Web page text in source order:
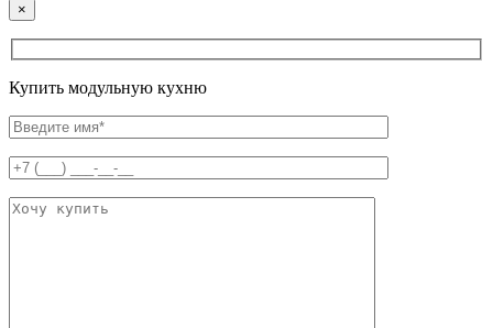
×
Купить модульную кухню